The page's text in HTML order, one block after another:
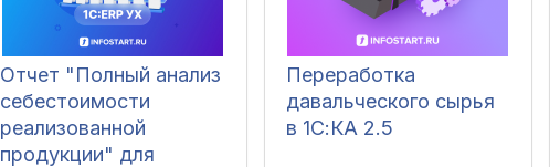
Отчет "Полный анализ
себестоимости
реализованной
продукции" для
Переработка
давальческого сырья
в 1С:КА 2.5